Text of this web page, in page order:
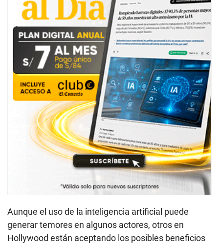
Aunque el uso de la inteligencia artificial puede
generar temores en algunos actores, otros en
Hollywood están aceptando los posibles beneficios